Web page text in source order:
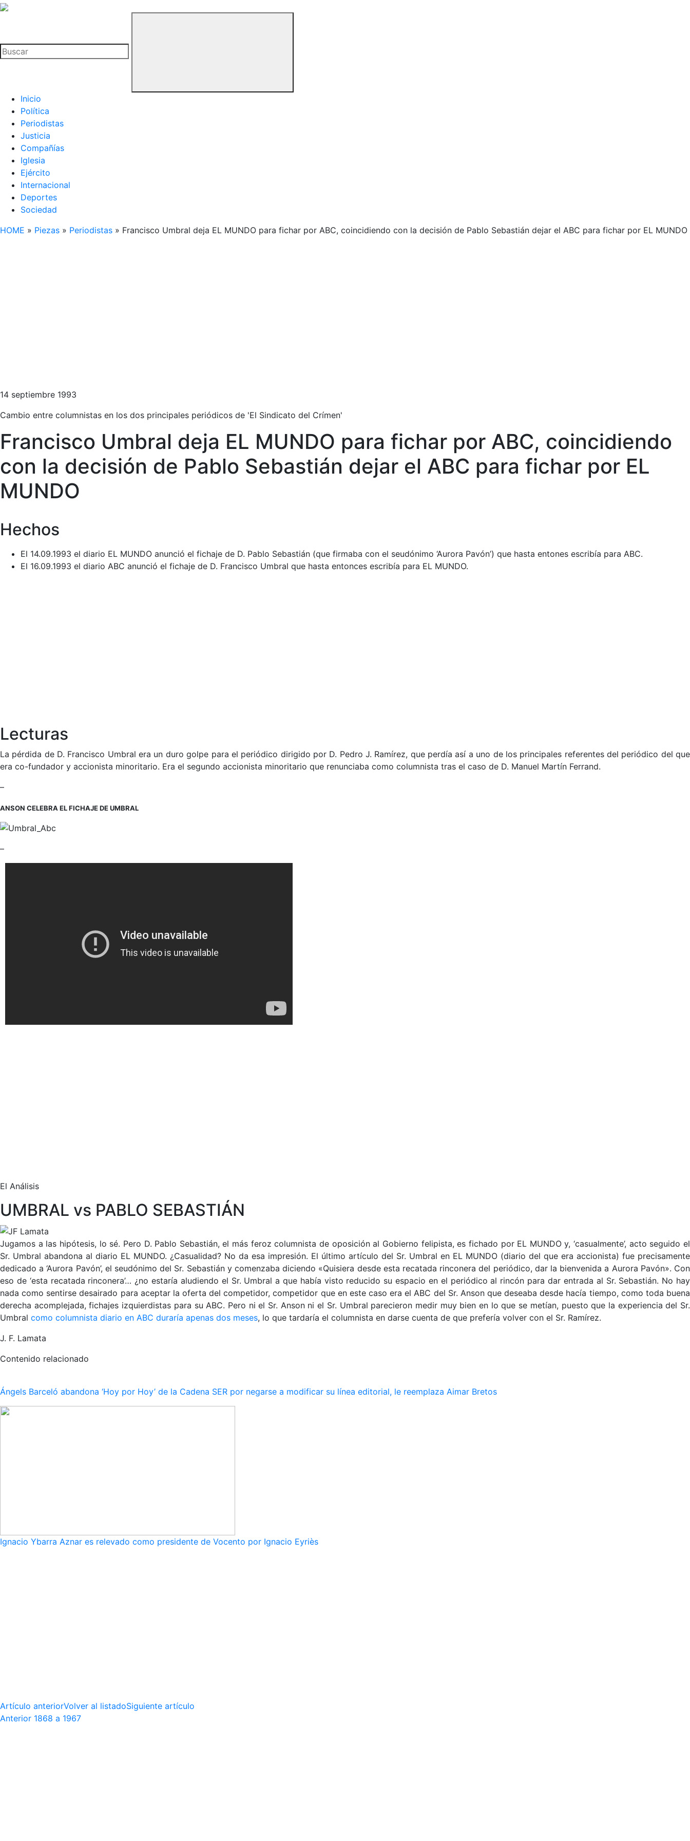
La
Buitre
Inicio
Política
Periodistas
Justicia
Compañías
Iglesia
Ejército
Internacional
Deportes
Sociedad
HOME » Piezas » Periodistas » Francisco Umbral deja EL MUNDO para fichar por ABC, coincidiendo con la decisión de Pablo Sebastián dejar el ABC para fichar por EL MUNDO
14 septiembre 1993
Cambio entre columnistas en los dos principales periódicos de 'El Sindicato del Crímen'
Francisco Umbral deja EL MUNDO para fichar por ABC, coincidiendo
con la decisión de Pablo Sebastián dejar el ABC para fichar por EL
MUNDO
Hechos
El 14.09.1993 el diario EL MUNDO anunció el fichaje de D. Pablo Sebastián (que firmaba con el seudónimo ‘Aurora Pavón’) que hasta entones escribía para ABC.
El 16.09.1993 el diario ABC anunció el fichaje de D. Francisco Umbral que hasta entonces escribía para EL MUNDO.
Lecturas
La pérdida de D. Francisco Umbral era un duro golpe para el periódico dirigido por D. Pedro J. Ramírez, que perdía así a uno de los principales referentes del periódico del que
era co-fundador y accionista minoritario. Era el segundo accionista minoritario que renunciaba como columnista tras el caso de D. Manuel Martín Ferrand.
–
ANSON CELEBRA EL FICHAJE DE UMBRAL
–
El Análisis
UMBRAL vs PABLO SEBASTIÁN
Jugamos a las hipótesis, lo sé. Pero D. Pablo Sebastián, el más feroz columnista de oposición al Gobierno felipista, es fichado por EL MUNDO y, ‘casualmente’, acto seguido el
Sr. Umbral abandona al diario EL MUNDO. ¿Casualidad? No da esa impresión. El último artículo del Sr. Umbral en EL MUNDO (diario del que era accionista) fue precisamente
dedicado a ‘Aurora Pavón’, el seudónimo del Sr. Sebastián y comenzaba diciendo «Quisiera desde esta recatada rinconera del periódico, dar la bienvenida a Aurora Pavón». Con
eso de ‘esta recatada rinconera’… ¿no estaría aludiendo el Sr. Umbral a que había visto reducido su espacio en el periódico al rincón para dar entrada al Sr. Sebastián. No hay
nada como sentirse desairado para aceptar la oferta del competidor, competidor que en este caso era el ABC del Sr. Anson que deseaba desde hacía tiempo, como toda buena
derecha acomplejada, fichajes izquierdistas para su ABC. Pero ni el Sr. Anson ni el Sr. Umbral parecieron medir muy bien en lo que se metían, puesto que la experiencia del Sr.
Umbral como columnista diario en ABC duraría apenas dos meses, lo que tardaría el columnista en darse cuenta de que prefería volver con el Sr. Ramírez.
J. F. Lamata
Contenido relacionado
Ángels Barceló abandona ‘Hoy por Hoy’ de la Cadena SER por negarse a modificar su línea editorial, le reemplaza Aimar Bretos
Ignacio Ybarra Aznar es relevado como presidente de Vocento por Ignacio Eyriès
Artículo anteriorVolver al listadoSiguiente artículo
Anterior 1868 a 1967